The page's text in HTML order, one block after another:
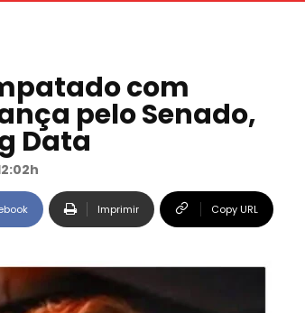
com
pelo Senado,
Data
Imprimir Copy URL